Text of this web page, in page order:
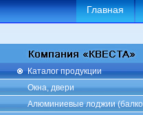
Главная
Каталог продукции
Окна, двери
Алюминиевые лоджии